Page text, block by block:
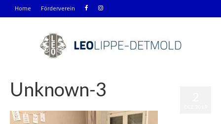
Home Förderverein
Unknown-3